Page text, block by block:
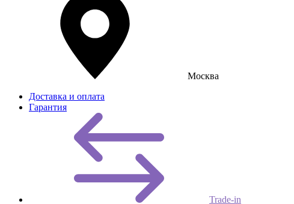
Москва
Доставка и оплата
Гарантия
Trade-in